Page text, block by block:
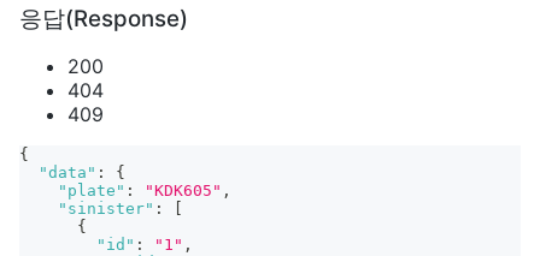
응답(Response)
200
404
409
{
"data" :
{
"plate" : "KDK605" ,
"sinister" :
{
"id" : "1" ,